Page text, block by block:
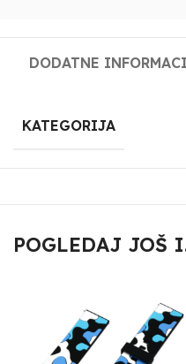
DODATNE
KATEGORIJA
POGLEDAJ JOŠ